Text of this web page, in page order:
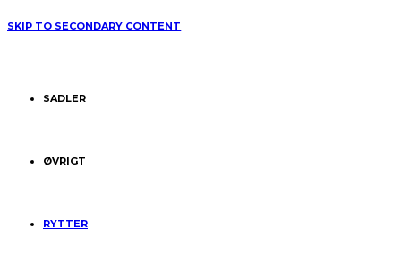
SKIP TO SECONDARY CONTENT
SADLER
ØVRIGT
RYTTER